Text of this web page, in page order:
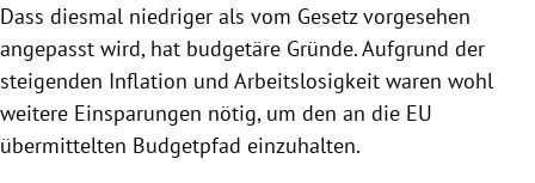
Dass diesmal niedriger als vom Gesetz vorgesehen
angepasst wird, hat budgetäre Gründe. Aufgrund der
steigenden Inflation und Arbeitslosigkeit waren wohl
weitere Einsparungen nötig, um den an die EU
übermittelten Budgetpfad einzuhalten.